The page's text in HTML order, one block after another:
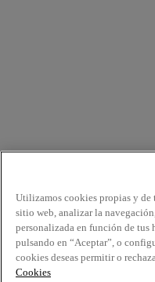
Utilizamos cookies propias y de
sitio web, analizar la
personalizada en función de tus
pulsando en “Aceptar”, o
cookies deseas permitir o
Cookies